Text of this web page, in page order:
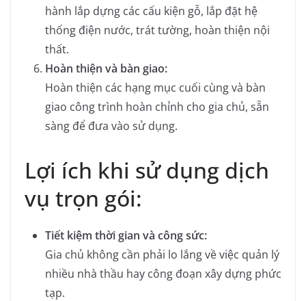
hành lắp dựng các cấu kiện gỗ, lắp đặt hệ
thống điện nước, trát tường, hoàn thiện nội
thất.
Hoàn thiện và bàn giao:
Hoàn thiện các hạng mục cuối cùng và bàn
giao công trình hoàn chỉnh cho gia chủ, sẵn
sàng để đưa vào sử dụng.
Lợi ích khi sử dụng dịch
vụ trọn gói:
Tiết kiệm thời gian và công sức:
Gia chủ không cần phải lo lắng về việc quản lý
nhiều nhà thầu hay công đoạn xây dựng phức
tạp.